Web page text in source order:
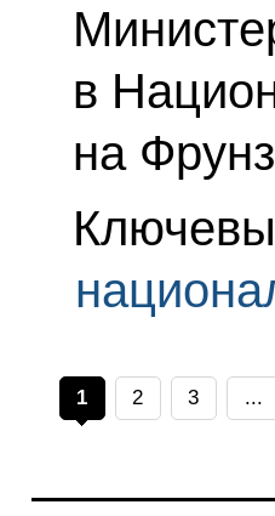
в
на
1 2 3 ...